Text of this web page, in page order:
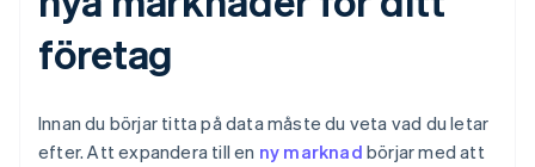
företag
Innan du börjar titta på data måste du veta vad du letar
efter. Att expandera till en ny marknad börjar med att